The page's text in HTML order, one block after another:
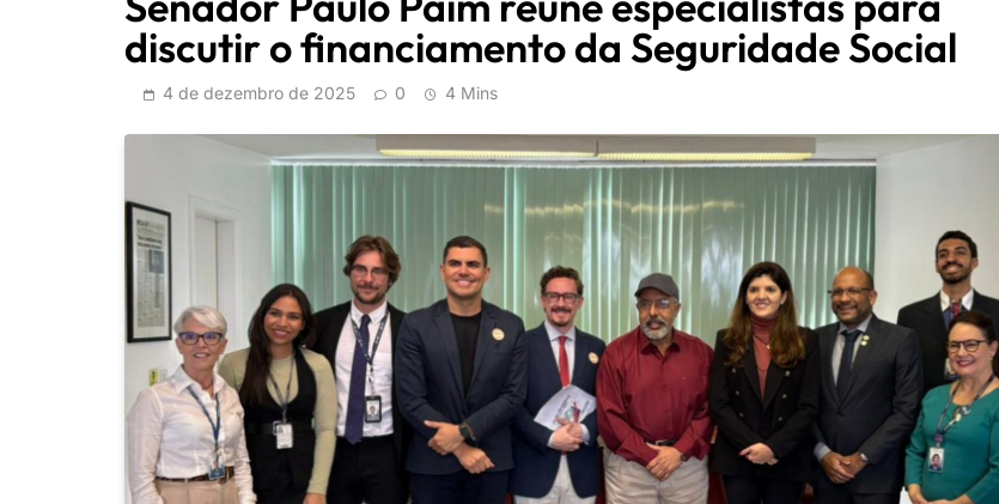
discutir o financiamento da Seguridade Social
4 de dezembro de 2025 0 4 Mins